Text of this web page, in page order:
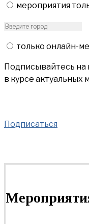
мероприятия
только онлайн-
Подписывайтесь на
в курсе актуальных
Подписаться